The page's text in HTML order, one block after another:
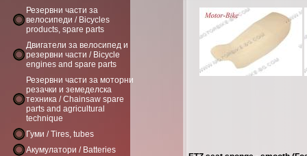
Резервни части за
велосипеди / Bicycles
products, spare parts
Двигатели за велосипед и
резервни части / Bicycle
engines and spare parts
Резервни части за моторни
резачки и земеделска
техника / Chainsaw spare
parts and agricultural
technique
Гуми / Tires, tubes
Акумулатори / Batteries